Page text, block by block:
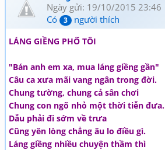
Ngày gửi: 19/10/2015 23:46
Có
3 người thích
LÁNG GIỀNG PHỐ TÔI
"Bán anh em xa, mua láng giềng gần"
Câu ca xưa mãi vang ngân trong đời.
Chung tường, chung cả sân chơi
Chung con ngõ nhỏ một thời tiễn đưa.
Dẫu phải đi sớm về trưa
Cũng yên lòng chẳng âu lo điều gì.
Láng giềng nhiều chuyện thầm thì